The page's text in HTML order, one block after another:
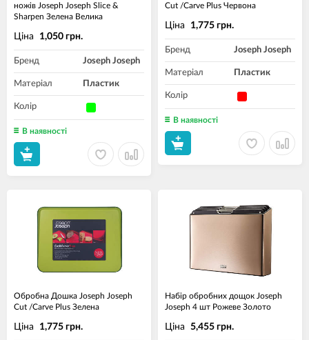
ножів Joseph Joseph Slice &
Sharpen Зелена Велика
Ціна 1,050 грн.
Бренд Joseph Joseph
Матеріал Пластик
Колір
В наявності
Cut /Carve Plus Червона
Ціна 1,775 грн.
Бренд Joseph Joseph
Матеріал Пластик
Колір
В наявності
Обробна Дошка Joseph Joseph
Cut /Carve Plus Зелена
Ціна 1,775 грн.
Набір обробних дощок Joseph
Joseph 4 шт Рожеве Золото
Ціна 5,455 грн.